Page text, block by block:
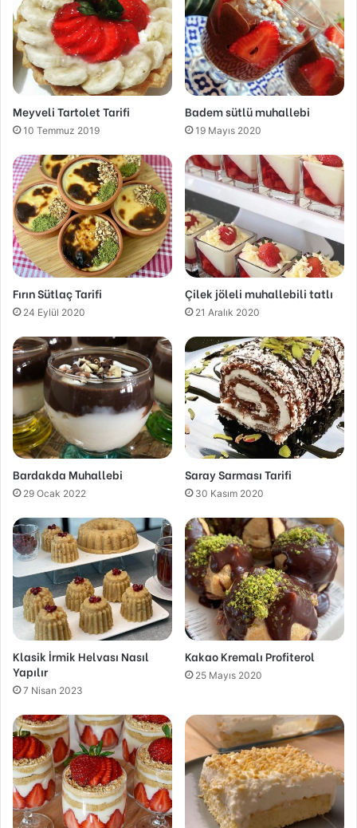
Meyveli Tartolet Tarifi
10 Temmuz 2019
Badem sütlü muhallebi
19 Mayıs 2020
Fırın Sütlaç Tarifi
24 Eylül 2020
Çilek jöleli muhallebili tatlı
21 Aralık 2020
Bardakda Muhallebi
29 Ocak 2022
Saray Sarması Tarifi
30 Kasım 2020
Klasik İrmik Helvası Nasıl
Yapılır
7 Nisan 2023
Kakao Kremalı Profiterol
25 Mayıs 2020